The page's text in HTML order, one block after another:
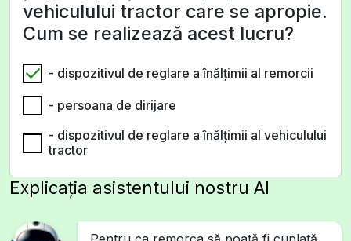
vehiculului tractor care se apropie.
Cum se realizează acest lucru?
- dispozitivul de reglare a înălțimii al remorcii
- persoana de dirijare
- dispozitivul de reglare a înălțimii al vehiculului
tractor
Explicația asistentului nostru AI